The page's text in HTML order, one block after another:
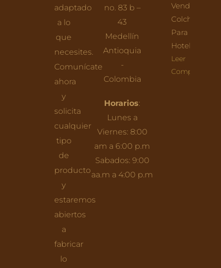
adaptado
a lo
que
necesites.
Comunícate
ahora
y
solicita
cualquier
tipo
de
producto
y
estaremos
abiertos
a
fabricar
lo
no. 83 b –
43
Medellín
Antioquia
-
Colombia
Horarios:
Lunes a
Viernes: 8:00
am a 6:00 p.m
Sabados: 9:00
aa.m a 4:00 p.m
Venden
Colchones
Para
Hoteles
Leer
Completo